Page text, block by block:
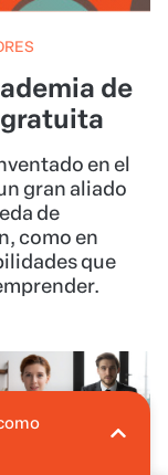
de
en el
gran aliado
de
como en
que
digital